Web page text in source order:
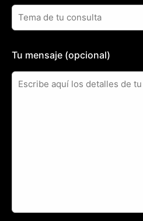
Tu mensaje (opcional)